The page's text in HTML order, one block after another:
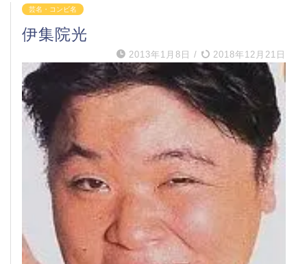
芸名・コンビ名
伊集院光
2013年1月8日 / 2018年12月21日